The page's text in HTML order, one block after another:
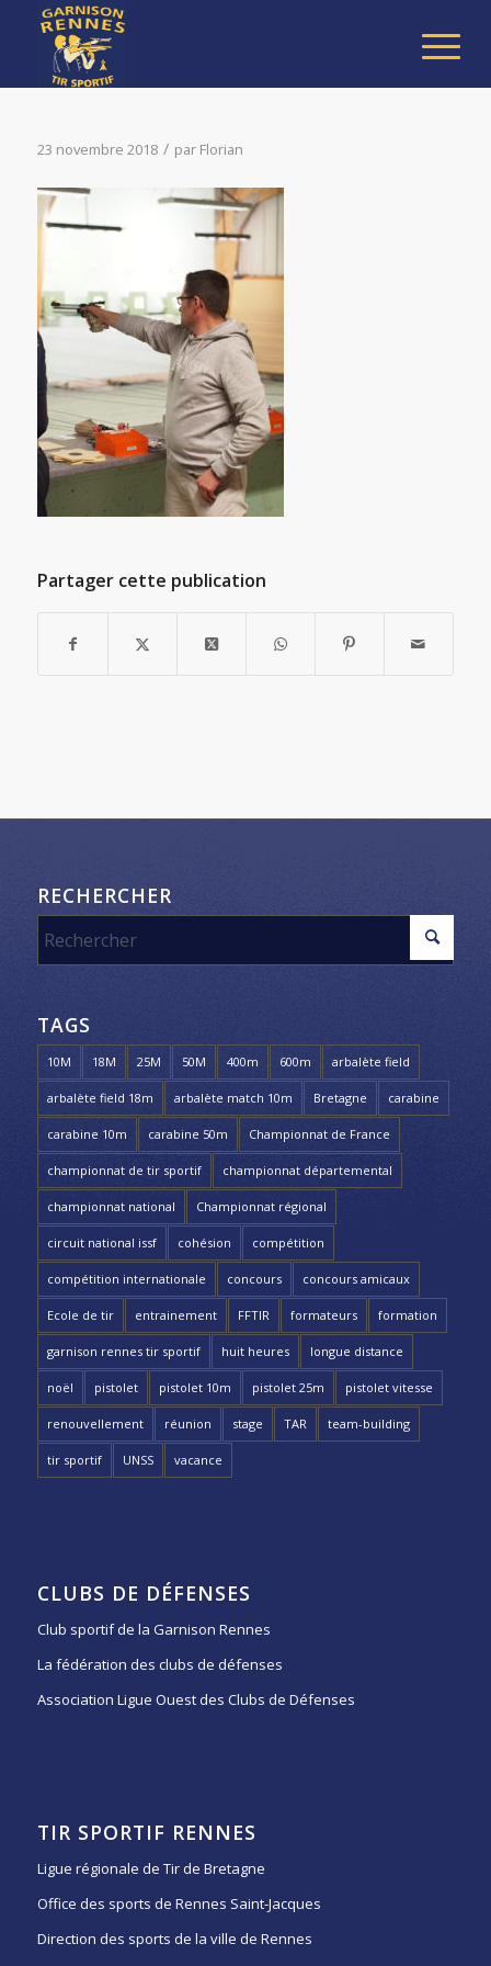
23 novembre 2018 / par Florian
Partager cette publication
RECHERCHER
TAGS
10M 18M 25M 50M 400m 600m arbalète field
arbalète field 18m arbalète match 10m Bretagne carabine
carabine 10m carabine 50m Championnat de France
championnat de tir sportif championnat départemental
championnat national Championnat régional
circuit national issf cohésion compétition
compétition internationale concours concours amicaux
Ecole de tir entrainement FFTIR formateurs formation
garnison rennes tir sportif huit heures longue distance
noël pistolet pistolet 10m pistolet 25m pistolet vitesse
renouvellement réunion stage TAR team-building
tir sportif UNSS vacance
CLUBS DE DÉFENSES
Club sportif de la Garnison Rennes
La fédération des clubs de défenses
Association Ligue Ouest des Clubs de Défenses
TIR SPORTIF RENNES
Ligue régionale de Tir de Bretagne
Office des sports de Rennes Saint-Jacques
Direction des sports de la ville de Rennes